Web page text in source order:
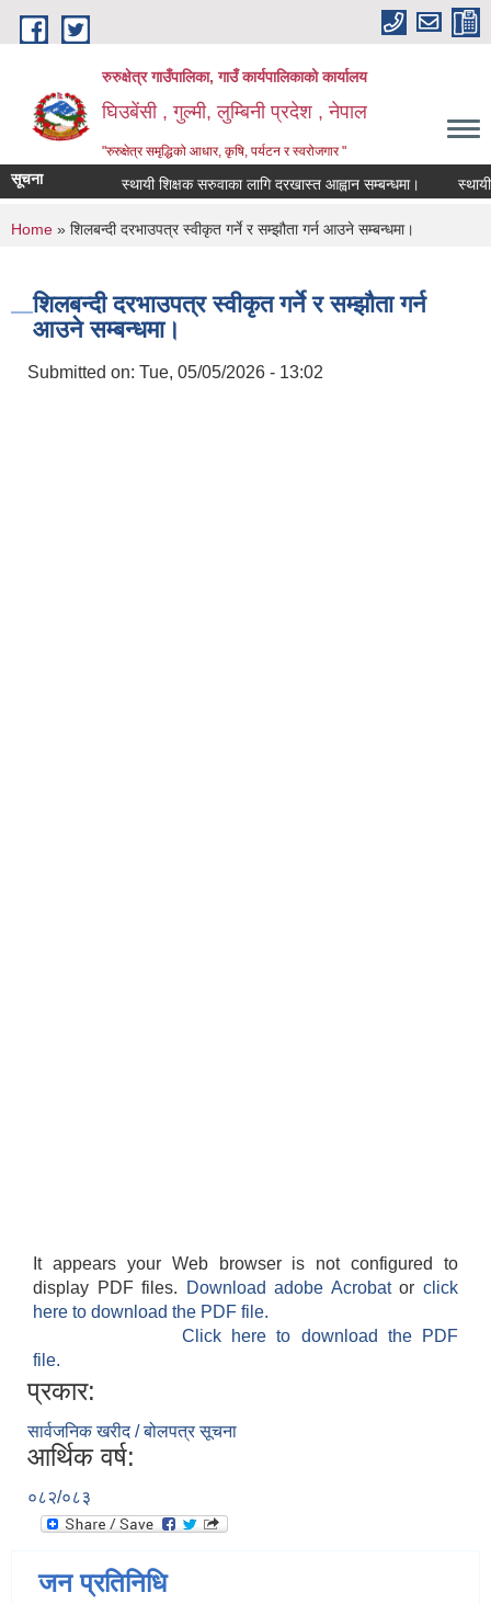
Skip to main content
रुरुक्षेत्र गाउँपालिका, गाउँ कार्यपालिकाको कार्यालय
घिउबेंसी , गुल्मी, लुम्बिनी प्रदेश , नेपाल
"रुरुक्षेत्र समृद्धिको आधार, कृषि, पर्यटन र स्वरोजगार "
सूचना स्थायी शिक्षक सरुवाका लागि दरखास्त आह्वान सम्बन्धमा। स्थायी
You are here
Home » शिलबन्दी दरभाउपत्र स्वीकृत गर्ने र सम्झौता गर्न आउने सम्बन्धमा।
शिलबन्दी दरभाउपत्र स्वीकृत गर्ने र सम्झौता गर्न
आउने सम्बन्धमा।
Submitted on: Tue, 05/05/2026 - 13:02
It appears your Web browser is not configured to
display PDF files.
Download adobe Acrobatorclick
here to download the PDF file.
Click here to download the PDF
file.
प्रकार:
सार्वजनिक खरीद / बोलपत्र सूचना
आर्थिक वर्ष:
०८२/०८३
जन प्रतिनिधि